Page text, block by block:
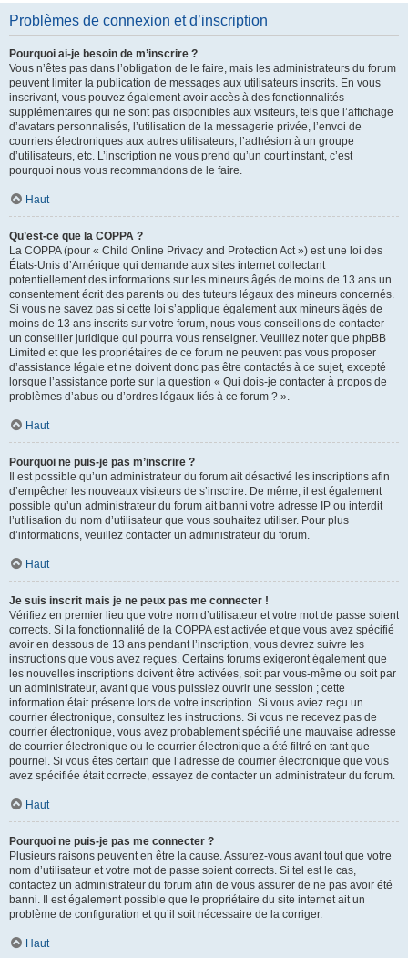
Problèmes de connexion et d’inscription
Pourquoi ai-je besoin de m’inscrire ?
Vous n’êtes pas dans l’obligation de le faire, mais les administrateurs du forum
peuvent limiter la publication de messages aux utilisateurs inscrits. En vous
inscrivant, vous pouvez également avoir accès à des fonctionnalités
supplémentaires qui ne sont pas disponibles aux visiteurs, tels que l’affichage
d’avatars personnalisés, l’utilisation de la messagerie privée, l’envoi de
courriers électroniques aux autres utilisateurs, l’adhésion à un groupe
d’utilisateurs, etc. L’inscription ne vous prend qu’un court instant, c’est
pourquoi nous vous recommandons de le faire.
Haut
Qu’est-ce que la COPPA ?
La COPPA (pour « Child Online Privacy and Protection Act ») est une loi des
États-Unis d’Amérique qui demande aux sites internet collectant
potentiellement des informations sur les mineurs âgés de moins de 13 ans un
consentement écrit des parents ou des tuteurs légaux des mineurs concernés.
Si vous ne savez pas si cette loi s’applique également aux mineurs âgés de
moins de 13 ans inscrits sur votre forum, nous vous conseillons de contacter
un conseiller juridique qui pourra vous renseigner. Veuillez noter que phpBB
Limited et que les propriétaires de ce forum ne peuvent pas vous proposer
d’assistance légale et ne doivent donc pas être contactés à ce sujet, excepté
lorsque l’assistance porte sur la question « Qui dois-je contacter à propos de
problèmes d’abus ou d’ordres légaux liés à ce forum ? ».
Haut
Pourquoi ne puis-je pas m’inscrire ?
Il est possible qu’un administrateur du forum ait désactivé les inscriptions afin
d’empêcher les nouveaux visiteurs de s’inscrire. De même, il est également
possible qu’un administrateur du forum ait banni votre adresse IP ou interdit
l’utilisation du nom d’utilisateur que vous souhaitez utiliser. Pour plus
d’informations, veuillez contacter un administrateur du forum.
Haut
Je suis inscrit mais je ne peux pas me connecter !
Vérifiez en premier lieu que votre nom d’utilisateur et votre mot de passe soient
corrects. Si la fonctionnalité de la COPPA est activée et que vous avez spécifié
avoir en dessous de 13 ans pendant l’inscription, vous devrez suivre les
instructions que vous avez reçues. Certains forums exigeront également que
les nouvelles inscriptions doivent être activées, soit par vous-même ou soit par
un administrateur, avant que vous puissiez ouvrir une session ; cette
information était présente lors de votre inscription. Si vous aviez reçu un
courrier électronique, consultez les instructions. Si vous ne recevez pas de
courrier électronique, vous avez probablement spécifié une mauvaise adresse
de courrier électronique ou le courrier électronique a été filtré en tant que
pourriel. Si vous êtes certain que l’adresse de courrier électronique que vous
avez spécifiée était correcte, essayez de contacter un administrateur du forum.
Haut
Pourquoi ne puis-je pas me connecter ?
Plusieurs raisons peuvent en être la cause. Assurez-vous avant tout que votre
nom d’utilisateur et votre mot de passe soient corrects. Si tel est le cas,
contactez un administrateur du forum afin de vous assurer de ne pas avoir été
banni. Il est également possible que le propriétaire du site internet ait un
problème de configuration et qu’il soit nécessaire de la corriger.
Haut